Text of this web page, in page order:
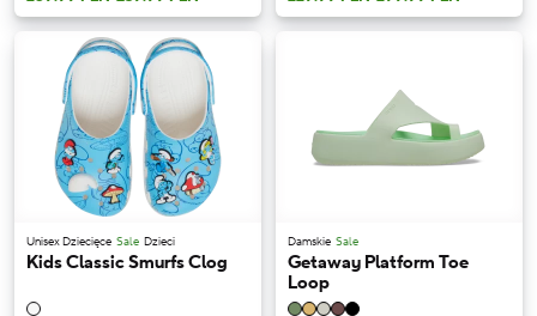
Unisex Dziecięce Sale Dzieci
Kids Classic Smurfs Clog
Damskie Sale
Getaway Platform Toe
Loop